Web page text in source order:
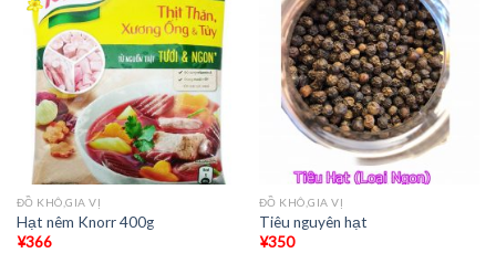
ĐỒ KHÔ,GIA VỊ
Hạt nêm Knorr 400g
¥366
ĐỒ KHÔ,GIA VỊ
Tiêu nguyên hạt
¥350